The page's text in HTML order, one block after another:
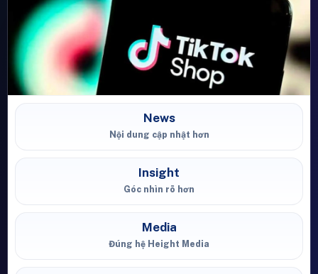
News
Nội dung cập nhật hơn
Insight
Góc nhìn rõ hơn
Media
Đúng hệ Height Media